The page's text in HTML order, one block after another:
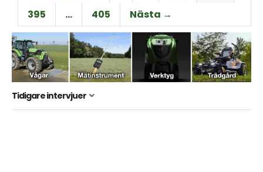
395
… 405 Nästa →
Tidigare intervjuer